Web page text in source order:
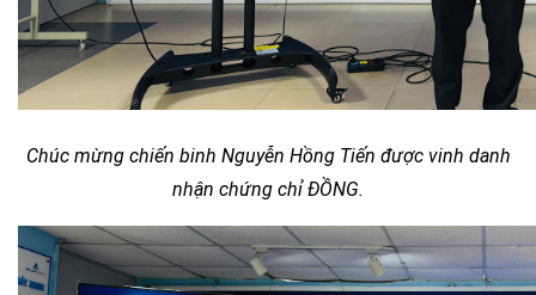
Chúc mừng chiến binh Nguyễn Hồng Tiến được vinh danh
nhận chứng chỉ ĐỒNG.